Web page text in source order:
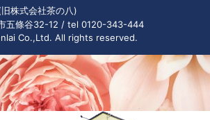
株式会社茶の八)
五條谷32-12 / tel 0120-343-444
Co.,Ltd. All rights reserved.